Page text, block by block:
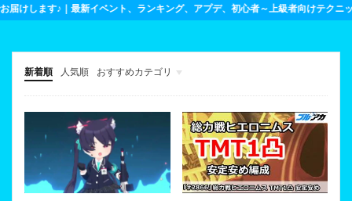
ング、アプデ、初心者～上級者向けテクニックまで完全網羅
新着順 人気順
おすすめカテゴリ
最新情報・攻略テクニックまとめ
ガチ勢のライブ実況